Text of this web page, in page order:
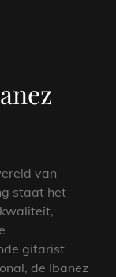
van
staat het
gitarist
de Ibanez